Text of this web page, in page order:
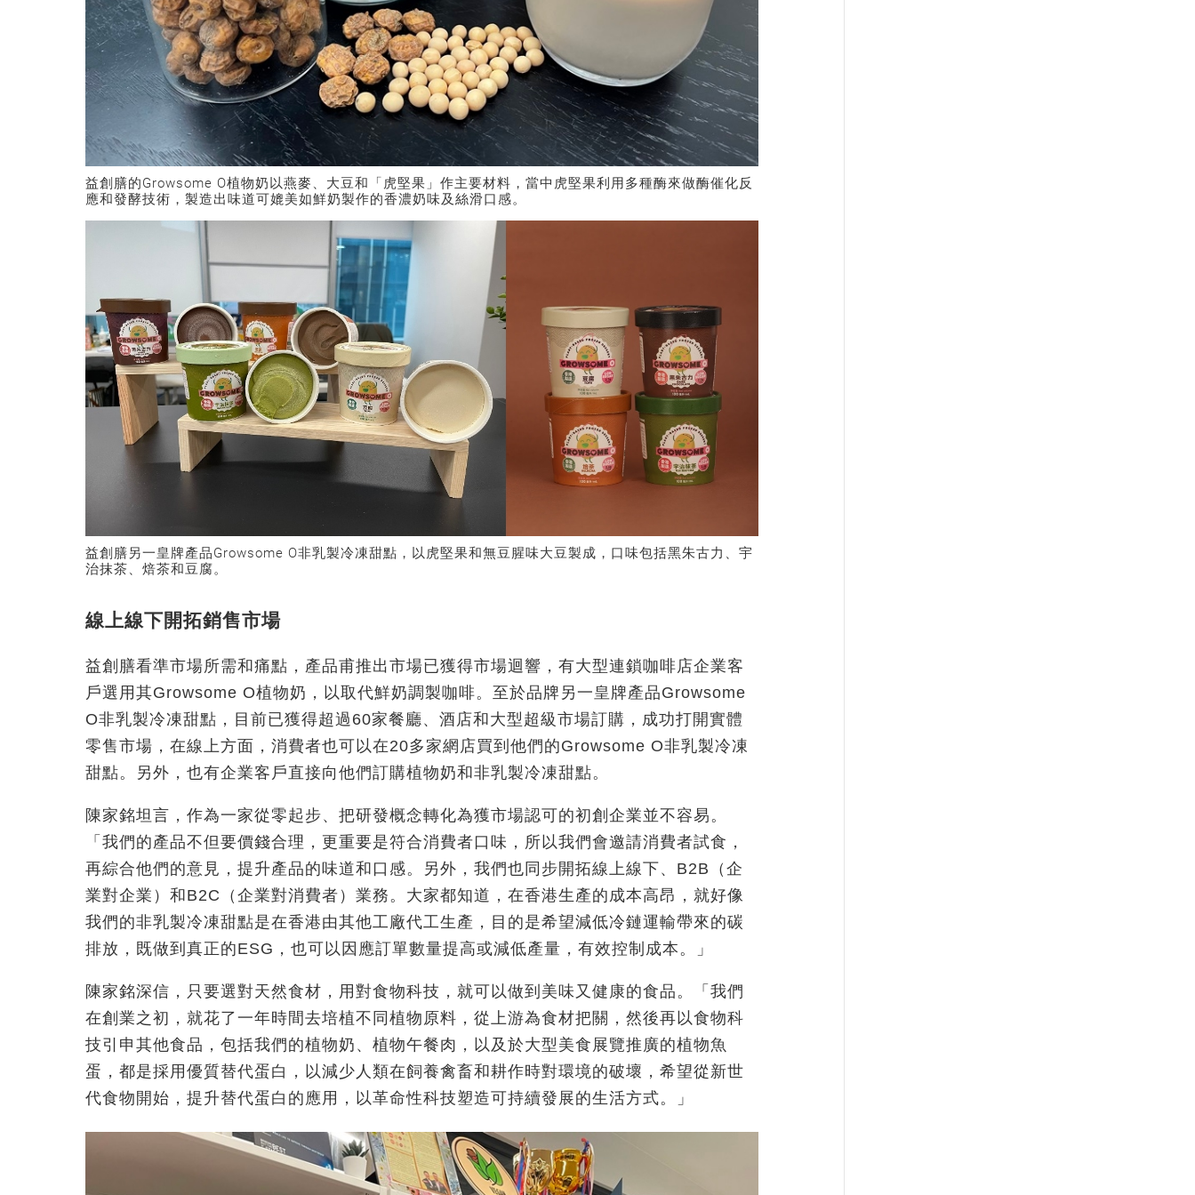
益創膳的Growsome O植物奶以燕麥、大豆和「虎堅果」作主要材料，當中虎堅果利用多種酶來做酶催化反
應和發酵技術，製造出味道可媲美如鮮奶製作的香濃奶味及絲滑口感。
益創膳另一皇牌產品Growsome O非乳製冷凍甜點，以虎堅果和無豆腥味大豆製成，口味包括黑朱古力、宇
治抹茶、焙茶和豆腐。
線上線下開拓銷售市場
益創膳看準市場所需和痛點，產品甫推出市場已獲得市場迴響 ，有大型連鎖咖啡店企業客
戶選用其Growsome O植物奶，以取代鮮奶調製咖啡。至於品牌另一皇牌產品Growsome
O非乳製冷凍甜點，目前已獲得超過60家餐廳、酒店和大型超級市場訂購，成功打開實體
零售市場，在線上方面，消費者也可以在20多家網店買到他們的Growsome O非乳製冷凍
甜點。另外，也有企業客戶直接向他們訂購植物奶和非乳製冷凍甜點。
陳家銘坦言，作為一家從零起步、把研發概念轉化為獲市場認可的初創企業並不容易。
「我們的產品不但要價錢合理，更重要是符合消費者口味，所以我們會邀請消費者試食，
再綜合他們的意見，提升產品的味道和口感。另外，我們也同步開拓線上線下、B2B（企
業對企業）和B2C（企業對消費者）業務。大家都知道，在香港生產的成本高昂，就好像
我們的非乳製冷凍甜點是在香港由其他工廠代工生產，目的是希望減低冷鏈運輸帶來的碳
排放，既做到真正的ESG，也可以因應訂單數量提高或減低產量，有效控制成本。」
陳家銘深信，只要選對天然食材，用對食物科技，就可以做到美味又健康的食品。「我們
在創業之初，就花了一年時間去培植不同植物原料，從上游為食材把關，然後再以食物科
技引申其他食品，包括我們的植物奶、植物午餐肉，以及於大型美食展覽推廣的植物魚
蛋，都是採用優質替代蛋白，以減少人類在飼養禽畜和耕作時對環境的破壞，希望從新世
代食物開始，提升替代蛋白的應用，以革命性科技塑造可持續發展的生活方式。」